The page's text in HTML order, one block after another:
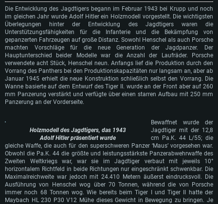
Die Entwicklung des Jagdtigers begann im Februar 1943 bei Krupp und noch
im gleichen Jahr wurde Adolf Hitler ein Holzmodell vorgestellt. Die wichtigsten
Überlegungen hinter der Entwicklung des Jagdtigers waren die
Unterstützungsfähigkeiten für die Infanterie und die Bekämpfung von
gepanzerten Fahrzeugen auf große Distanz. Sowohl Henschel als auch Porsche
machten Vorschläge für die neue Generation der Jagdpanzer. Der
Hauptunterschied beider Modelle war die Anzahl der Laufräder. Porsche
verwendete acht Stück, Henschel neun. Anfangs lief die Produktion durch den
Vorrang des Panthers bei den Produktionskapazitäten nur langsam an, aber ab
Januar 1945 erhielt die neue Konstruktion schließlich selbst den Vorrang. Die
Wanne basierte auf dem Entwurf des Tiger II. wurde an der Front aber auf 260
mm Panzerung verstärkt und verfügte über einen starren Aufbau mit 250 mm
Panzerung an der Vorderseite.
Holzmodell des Jagdtigers, das 1943
Adolf Hitler präsentiert wurde
Bewaffnet wurde der
Jagdtiger mit der 12,8
cm Pa.K. 44 L/55; die
gleiche Waffe, die auch für den superschweren Panzer ‘Maus’ vorgesehen war.
Obwohl die Pa.K. 44 die größte und leistungsstärkste Panzerabwehrwaffe des
Zweiten Weltkriegs war, war sie im Jagdtiger verbaut mit jeweils 10°
horizontalem Richtfeld in beide Richtungen nur eingeschränkt schwenkbar. Die
Maximalreichweite war jedoch mit 24.410 Metern äußerst eindrucksvoll. Die
Ausführung von Henschel wog über 70 Tonnen, während die von Porsche
immer noch 68 Tonnen wog. Wie bereits beim Tiger I und Tiger II hatte der
Maybach HL 230 P30 V12 Mühe dieses Gewicht in Bewegung zu bringen. Je